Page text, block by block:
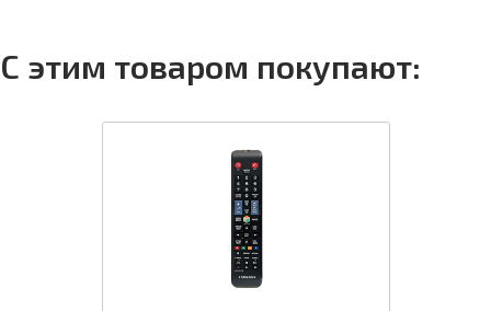
С этим товаром покупают: